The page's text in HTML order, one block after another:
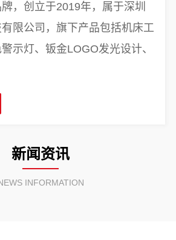
，创立于2019年，属于深圳
限公司，旗下产品包括机床工
示灯、钣金LOGO发光设计、
新闻资讯
INFORMATION